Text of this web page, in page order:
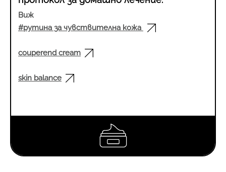
Виж
#рутина за чувствителна кожа
couperend cream
skin balance